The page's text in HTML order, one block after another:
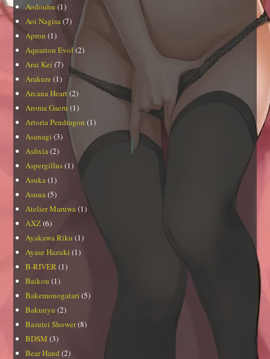
Aodouhu (1)
Aoi Nagisa (7)
Apron (1)
Aquarion Evol (2)
Arai Kei (7)
Arakure (1)
Arcana Heart(2)
Aroma Gaeru (1)
Artoria Pendragon (1)
Asanagi (3)
Asfixia (2)
Aspergillus(1)
Asuka (1)
Asuna (5)
Atelier Maruwa (1)
AXZ(6)
Ayakawa Riku (1)
Ayase Hazuki (1)
B-RIVER (1)
Baikou (1)
Bakemonogatari (5)
Bakunyu (2)
Basutei Shower(8)
BDSM (3)
Bear Hand (2)